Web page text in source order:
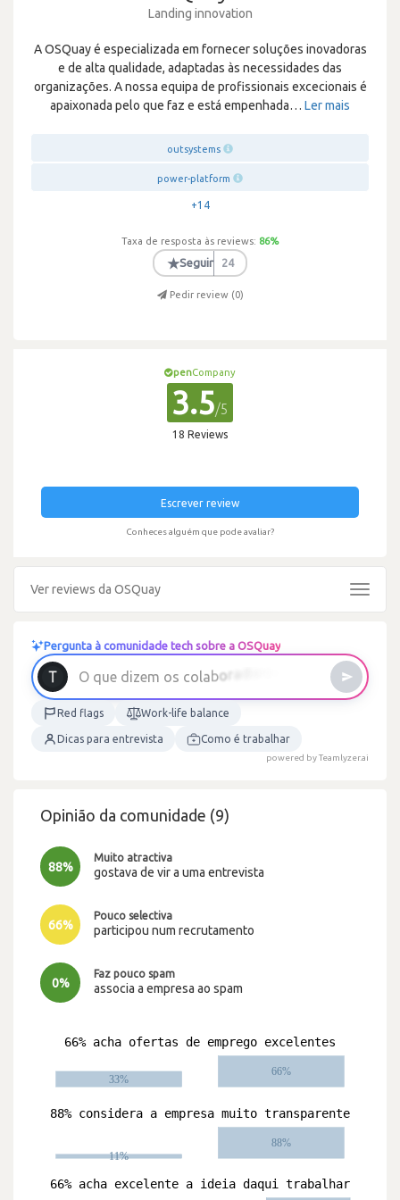
Landing innovation
A OSQuay é especializada em fornecer soluções inovadoras
e de alta qualidade, adaptadas às necessidades das
organizações. A nossa equipa de profissionais excecionais é
apaixonada pelo que faz e está empenhada… Ler mais
outsystems
power-platform
+14
Taxa de resposta às reviews: 86%
★Seguir 24
Pedir review (0)
penCompany
3.5/5
18 Reviews
Escrever review
Conheces alguém que pode avaliar?
Ver reviews da OSQuay
Toggle
Pergunta à comunidade tech sobre a OSQuay
Red flags Work-life balance
Dicas para entrevista Como é trabalhar
powered by Teamlyzer.ai
Opinião da comunidade (9)
88%
Muito atractiva
gostava de vir a uma entrevista
66%
Pouco selectiva
participou num recrutamento
0%
Faz pouco spam
associa a empresa ao spam